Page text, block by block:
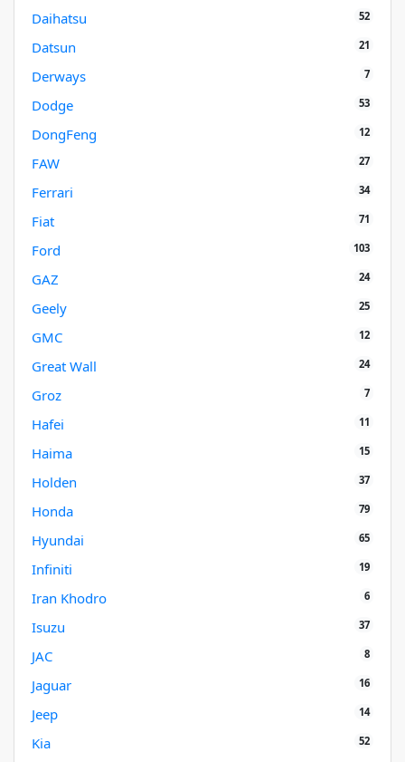
Daihatsu 52
Datsun 21
Derways 7
Dodge 53
DongFeng 12
FAW 27
Ferrari 34
Fiat 71
Ford 103
GAZ 24
Geely 25
GMC 12
Great Wall 24
Groz 7
Hafei 11
Haima 15
Holden 37
Honda 79
Hyundai 65
Infiniti 19
Iran Khodro 6
Isuzu 37
JAC 8
Jaguar 16
Jeep 14
Kia 52